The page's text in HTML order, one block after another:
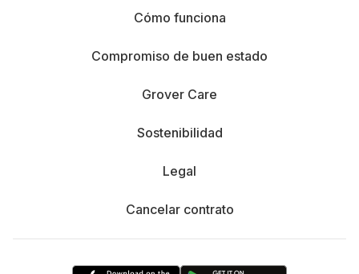
Cómo funciona
Compromiso de buen estado
Grover Care
Sostenibilidad
Legal
Cancelar contrato